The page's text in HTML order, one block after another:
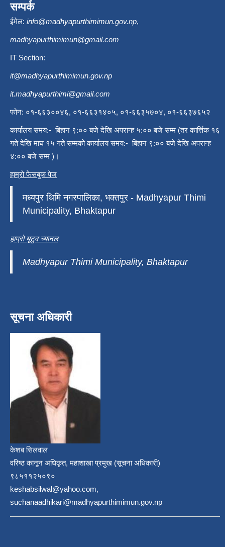
सम्पर्क
ईमेल: info@madhyapurthimimun.gov.np,
madhyapurthimimun@gmail.com
IT Section:
it@madhyapurthimimun.gov.np
it.madhyapurthimi@gmail.com
फोन: ०१-६६३००४६, ०१-६६३१४०५, ०१-६६३५७०४, ०१-६६३७६५२
कार्यालय समय:- बिहान ९:०० बजे देखि अपरान्ह ५:०० बजे सम्म (तर कार्त्तिक १६
गते देखि माघ १५ गते सम्मको कार्यालय समय:- बिहान ९:०० बजे देखि अपरान्ह
४:०० बजे सम्म )।
हाम्रो फेसबुक पेज
मध्यपुर थिमि नगरपालिका, भक्तपुर - Madhyapur Thimi
Municipality, Bhaktapur
हाम्रो यूटुव च्यानल
Madhyapur Thimi Municipality, Bhaktapur
सूचना अधिकारी
केशब सिलवाल
वरिष्ठ कानून अधिकृत, महाशाखा प्रमुख (सूचना अधिकारी)
९८५११२५०९०
keshabsilwal@yahoo.com,
suchanaadhikari@madhyapurthimimun.gov.np